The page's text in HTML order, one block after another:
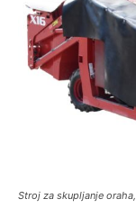
Stroj za skupljanje